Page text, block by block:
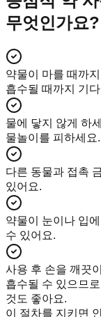
무엇인가요?
약물이 마를 때까
흡수될 때까지 기
물에 닿지 않게 하
물놀이를 피하세요.
다른 동물과 접촉
있어요.
약물이 눈이나 입
수 있어요.
사용 후 손을 깨끗
흡수될 수 있으므
것도 좋아요.
이 절차를 지키면